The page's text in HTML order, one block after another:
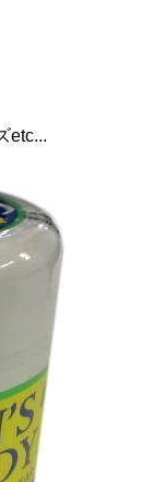
etc...